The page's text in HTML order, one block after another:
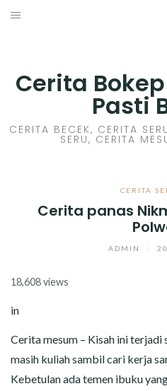
Skip
Cerita
Pasti
CERITA BECEK, CERITA
SERU, CERITA
CERITA
Cerita panas
ADMIN
18,608 views
in
Cerita mesum – Kisah ini terjadi
masih kuliah sambil cari kerja
Kebetulan ada temen ibuku
CERITA SEX HOT
CERITA SKANDAL
CERITA BASAH
CERITA NAKAL